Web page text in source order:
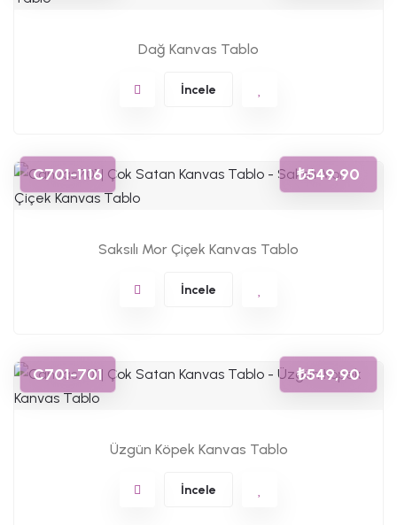
Dağ Kanvas Tablo
İncele
C701-1116 ₺549,90
Saksılı Mor Çiçek Kanvas Tablo
İncele
C701-701 ₺549,90
Üzgün Köpek Kanvas Tablo
İncele